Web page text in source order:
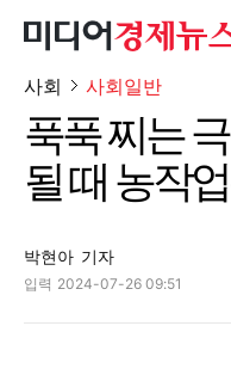
사회 사회일반
푹푹 찌는
될 때 농작
박현아 기자
입력 2024-07-26 09:51